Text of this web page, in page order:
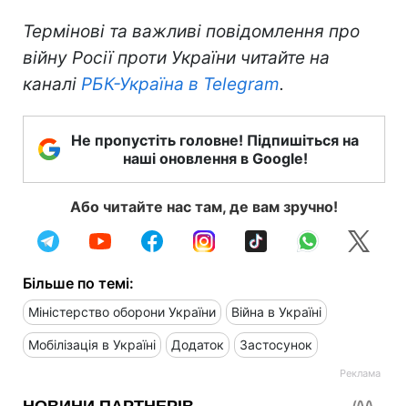
Термінові та важливі повідомлення про
війну Росії проти України читайте на
каналі РБК-Україна в Telegram.
Не пропустіть головне! Підпишіться на
наші оновлення в Google!
Або читайте нас там, де вам зручно!
Більше по темі:
Міністерство оборони України Війна в Україні
Мобілізація в Україні Додаток Застосунок